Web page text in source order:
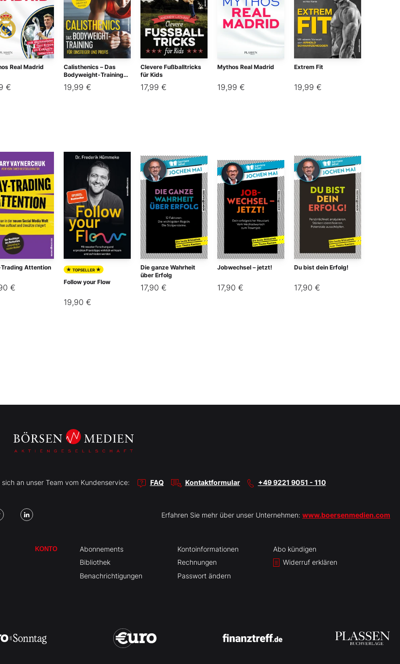
Real Madrid
€
Calisthenics – Das
Bodyweight-Training
Profis
19,99 €
Clevere Fußballtricks
für Kids
17,99 €
Mythos Real Madrid
19,99 €
Extrem Fit
19,99 €
Attention
€
★ TOPSELLER ★
Follow your Flow
19,90 €
Die ganze Wahrheit
über Erfolg
17,90 €
Jobwechsel – jetzt!
17,90 €
Du bist dein Erfolg!
17,90 €
an unser Team vom Kundenservice: FAQ Kontaktformular +49 9221 9051 - 110
Erfahren Sie mehr über unser Unternehmen: www.boersenmedien.com
KONTO
Abonnements
Bibliothek
Benachrichtigungen
Kontoinformationen
Rechnungen
Passwort ändern
Abo kündigen
Widerruf erklären